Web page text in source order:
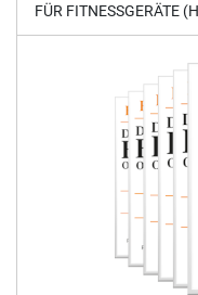
FÜR FITNESSGERÄTE